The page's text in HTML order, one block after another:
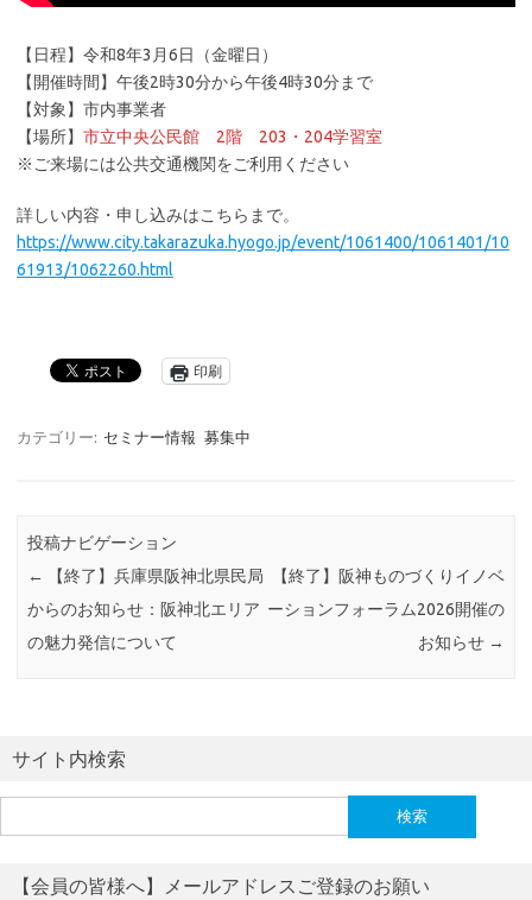
【日程】令和8年3月6日（金曜日）
【開催時間】午後2時30分から午後4時30分まで
【対象】市内事業者
【場所】 市立中央公民館 2階 203・204学習室
※ご来場には公共交通機関をご利用ください
詳しい内容・申し込みはこちらまで。
https://www.city.takarazuka.hyogo.jp/event/1061400/1061401/10
61913/1062260.html
印刷
カテゴリー: セミナー情報 募集中
投稿ナビゲーション
←
【終了】兵庫県阪神北県民局
からのお知らせ：阪神北エリア
の魅力発信について
【終了】阪神ものづくりイノベ
ーションフォーラム2026開催の
お知らせ →
サイト内検索
索:
【会員の皆様へ】メールアドレスご登録のお願い